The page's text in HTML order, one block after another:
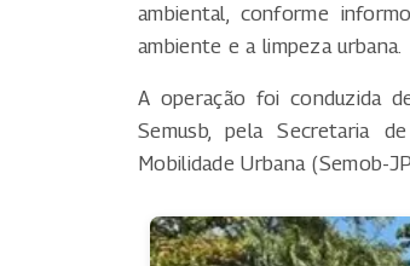
ambiental, conforme
ambiente e a limpeza urbana.
A operação foi conduzida
Semusb, pela Secretaria
Mobilidade Urbana (Semob-